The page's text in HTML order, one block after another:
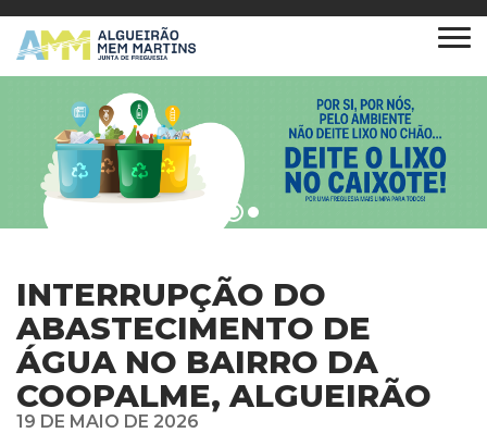
INTERRUPÇÃO DO
ABASTECIMENTO DE
ÁGUA NO BAIRRO DA
COOPALME, ALGUEIRÃO
19 DE MAIO DE 2026